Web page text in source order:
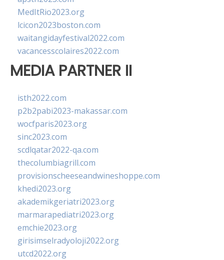
MedItRio2023.org
lcicon2023boston.com
waitangidayfestival2022.com
vacancesscolaires2022.com
MEDIA PARTNER II
isth2022.com
p2b2pabi2023-makassar.com
wocfparis2023.org
sinc2023.com
scdlqatar2022-qa.com
thecolumbiagrill.com
provisionscheeseandwineshoppe.com
khedi2023.org
akademikgeriatri2023.org
marmarapediatri2023.org
emchie2023.org
girisimselradyoloji2022.org
utcd2022.org